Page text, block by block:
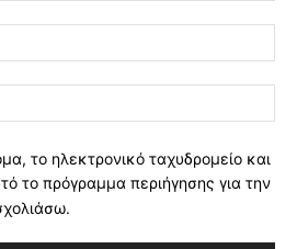
το ηλεκτρονικό ταχυδρομείο και
το πρόγραμμα περιήγησης για την